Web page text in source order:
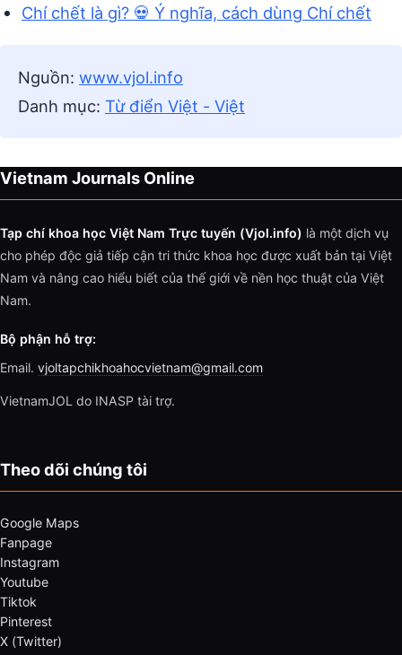
Chí chết là gì? 💀 Ý nghĩa, cách dùng Chí chết
Nguồn: www.vjol.info
Danh mục: Từ điển Việt - Việt
Vietnam Journals Online
Tạp chí khoa học Việt Nam Trực tuyến (Vjol.info) là một dịch vụ
cho phép độc giả tiếp cận tri thức khoa học được xuất bản tại Việt
Nam và nâng cao hiểu biết của thế giới về nền học thuật của Việt
Nam.
Bộ phận hỗ trợ:
Email. vjoltapchikhoahocvietnam@gmail.com
VietnamJOL do INASP tài trợ.
Theo dõi chúng tôi
Google Maps
Fanpage
Instagram
Youtube
Tiktok
Pinterest
X (Twitter)